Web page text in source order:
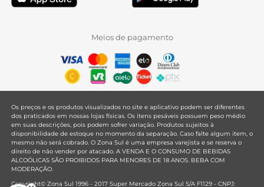
Meios de pagamento
Os preços e os produtos visualizados no site e aplicativo podem ser diferentes
dos praticados em nossas lojas físicas. Os itens pesáveis possuem peso médio
em suas descrições, pois podem sofrer variação. Produtos sujeitos à
disponibilidade de estoque no momento da separação. Caso falte algum item, o
mesmo não será cobrado. O Zona Sul é uma empresa varejista e se reserva o
direito de não vender por atacado. A VENDA E O CONSUMO DE BEBIDAS
ALCOÓLICAS SÃO PROIBIDOS PARA MENORES DE 18 ANOS. BEBA COM
MODERAÇÃO.
Copyright© Zona Sul 1996 - 2017 Super Mercado Zona Sul S/A F1129 - CNPJ: